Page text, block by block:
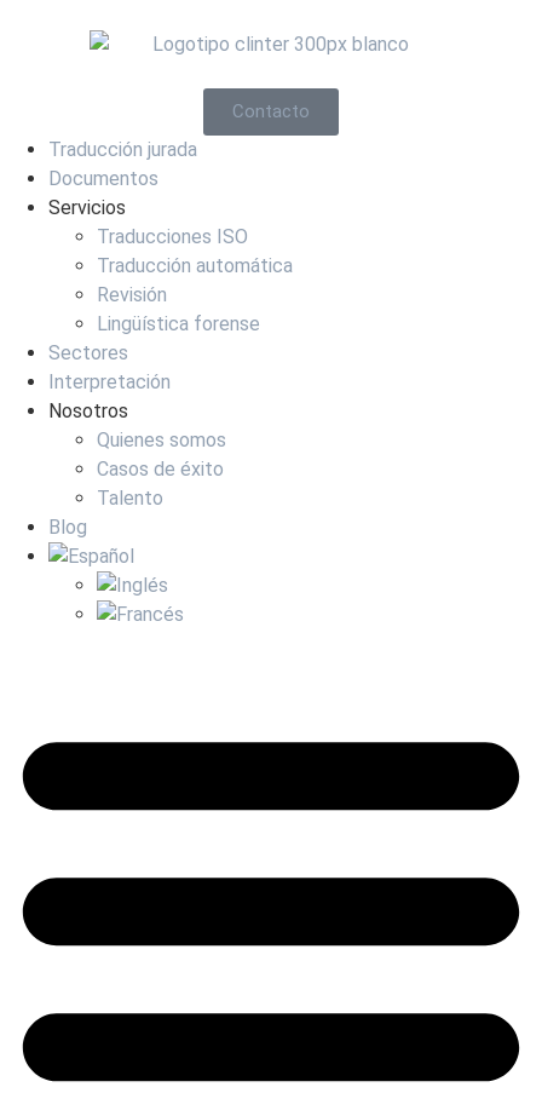
Contacto
Traducción jurada
Documentos
Servicios
Traducciones ISO
Traducción automática
Revisión
Lingüística forense
Sectores
Interpretación
Nosotros
Quienes somos
Casos de éxito
Talento
Blog